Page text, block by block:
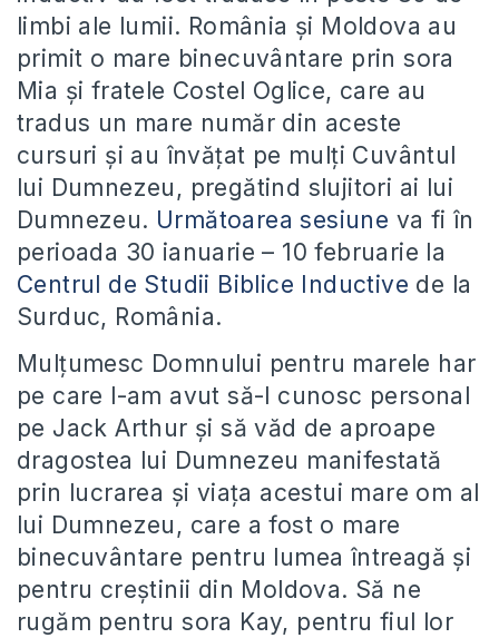
limbi ale lumii. România și Moldova au
primit o mare binecuvântare prin sora
Mia și fratele Costel Oglice, care au
tradus un mare număr din aceste
cursuri și au învățat pe mulți Cuvântul
lui Dumnezeu, pregătind slujitori ai lui
Dumnezeu. Următoarea sesiune va fi în
perioada 30 ianuarie – 10 februarie la
Centrul de Studii Biblice Inductive de la
Surduc, România.
Mulțumesc Domnului pentru marele har
pe care l-am avut să-l cunosc personal
pe Jack Arthur și să văd de aproape
dragostea lui Dumnezeu manifestată
prin lucrarea și viața acestui mare om al
lui Dumnezeu, care a fost o mare
binecuvântare pentru lumea întreagă și
pentru creștinii din Moldova. Să ne
rugăm pentru sora Kay, pentru fiul lor